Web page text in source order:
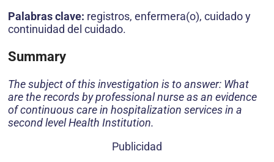
Palabras clave: registros, enfermera(o), cuidado y
continuidad del cuidado.
Summary
The subject of this investigation is to answer: What
are the records by professional nurse as an evidence
of continuous care in hospitalization services in a
second level Health Institution.
Publicidad